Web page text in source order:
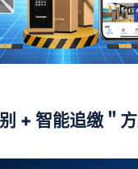
+ 智能追缴＂